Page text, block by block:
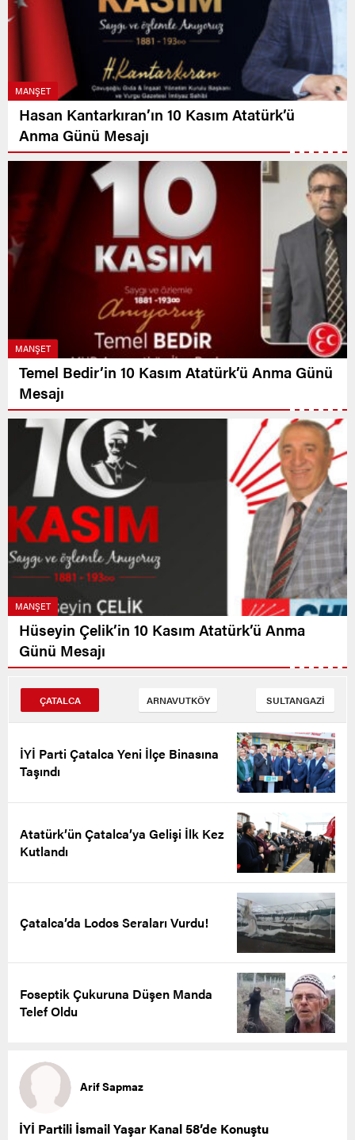
MANŞET
Hasan Kantarkıran’ın 10 Kasım Atatürk’ü
Anma Günü Mesajı
MANŞET
Temel Bedir’in 10 Kasım Atatürk’ü Anma Günü
Mesajı
MANŞET
Hüseyin Çelik’in 10 Kasım Atatürk’ü Anma
Günü Mesajı
ÇATALCA ARNAVUTKÖY SULTANGAZİ
İYİ Parti Çatalca Yeni İlçe Binasına
Taşındı
Atatürk’ün Çatalca’ya Gelişi İlk Kez
Kutlandı
Çatalca’da Lodos Seraları Vurdu!
Foseptik Çukuruna Düşen Manda
Telef Oldu
Arif Sapmaz
İYİ Partili İsmail Yaşar Kanal 58’de Konuştu